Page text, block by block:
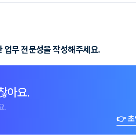
업무 전문성을 작성해주세요.
아요.
.
👉 초